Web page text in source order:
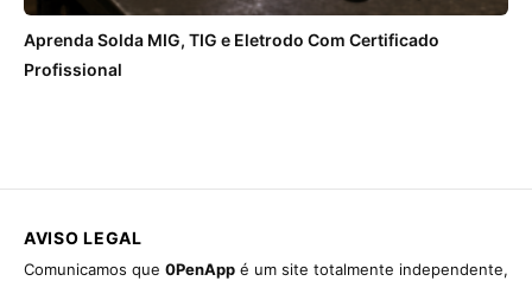
Aprenda Solda MIG, TIG e Eletrodo Com Certificado
Profissional
AVISO LEGAL
Comunicamos que 0PenApp é um site totalmente independente,